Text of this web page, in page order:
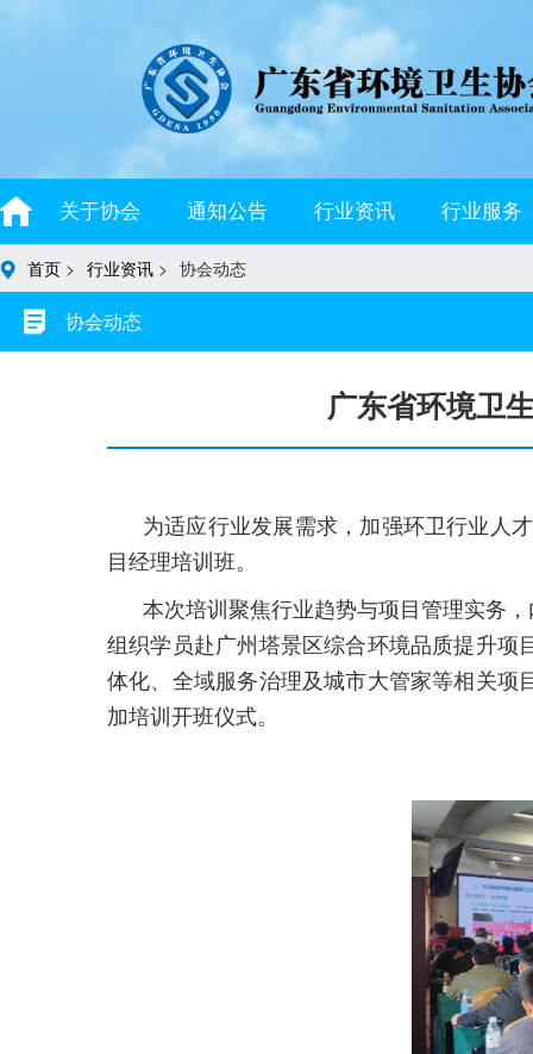
关于协会 通知公告 行业资讯 行业服务
首页 > 行业资讯 > 协会动态
协会动态
广东省环境卫
为适应行业发展需求，加强环卫行业人
目经理培训班。
本次培训聚焦行业趋势与项目管理实务
组织学员赴广州塔景区综合环境品质提升项
体化、全域服务治理及城市大管家等相关项
加培训开班仪式。